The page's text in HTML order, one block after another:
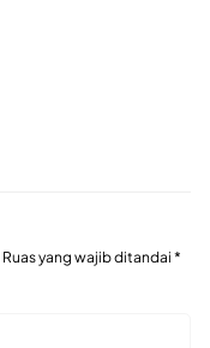
Ruas yang wajib ditandai *